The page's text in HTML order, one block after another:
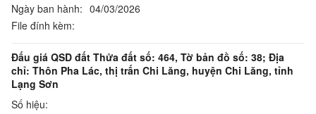
Ngày ban hành: 04/03/2026
File đính kèm:
Đấu giá QSD đất Thửa đất số: 464, Tờ bản đồ số: 38; Địa
chỉ: Thôn Pha Lác, thị trấn Chi Lăng, huyện Chi Lăng, tỉnh
Lạng Sơn
Số hiệu: